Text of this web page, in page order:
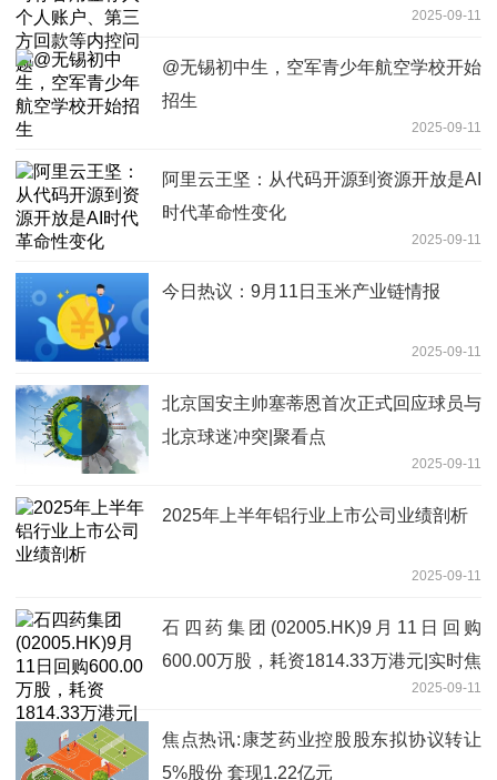
2025-09-11
@无锡初中生，空军青少年航空学校开始
招生
2025-09-11
阿里云王坚：从代码开源到资源开放是AI
时代革命性变化
2025-09-11
今日热议：9月11日玉米产业链情报
2025-09-11
北京国安主帅塞蒂恩首次正式回应球员与
北京球迷冲突|聚看点
2025-09-11
2025年上半年铝行业上市公司业绩剖析
2025-09-11
石四药集团(02005.HK)9月11日回购
600.00万股，耗资1814.33万港元|实时焦
2025-09-11
焦点热讯:康芝药业控股股东拟协议转让
5%股份 套现1.22亿元